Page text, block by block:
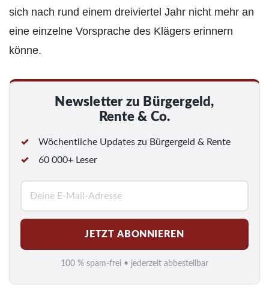
sich nach rund einem dreiviertel Jahr nicht mehr an
eine einzelne Vorsprache des Klägers erinnern
könne.
Newsletter zu Bürgergeld,
Rente & Co.
Wöchentliche Updates zu Bürgergeld & Rente
60 000+ Leser
M
a
i
l
*
JETZT ABONNIEREN
100 % spam-frei • jederzeit abbestellbar